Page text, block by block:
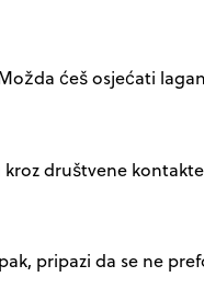
ćeš osjećati
društvene
pripazi da se ne